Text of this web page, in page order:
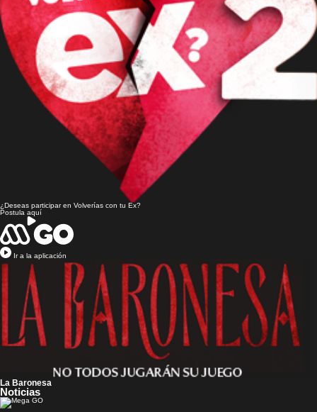
¿Deseas participar en Volverías con tu Ex?
Postula aquí
Ir a la aplicación
La Baronesa
Noticias